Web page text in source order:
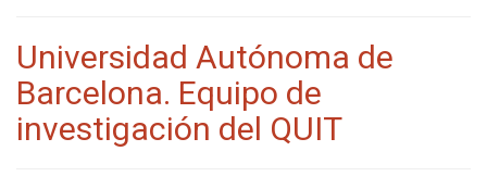
Universidad Autónoma de
Barcelona. Equipo de
investigación del QUIT